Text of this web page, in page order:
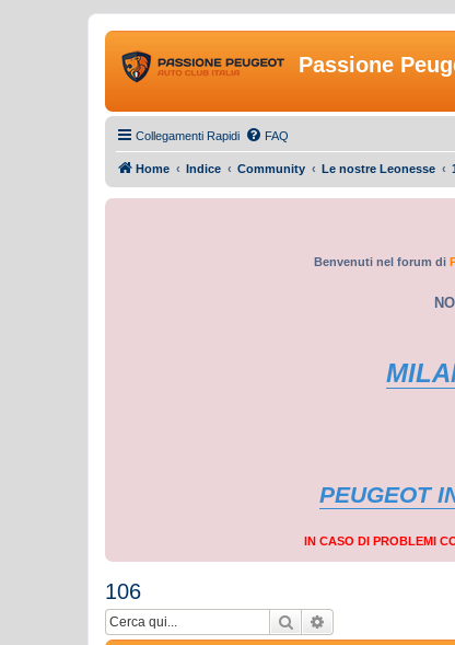
Passione
Collegamenti Rapidi FAQ
Home Indice Community Le nostre Leonesse
Benvenuti nel forum di
PEUGEOT
IN CASO DI PROBLEMI
106
Cerca